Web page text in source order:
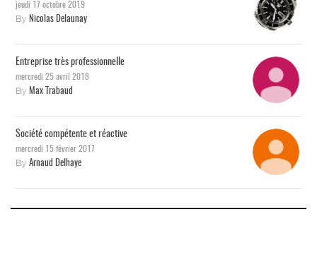
jeudi 17 octobre 2019
By Nicolas Delaunay
Entreprise très professionnelle
mercredi 25 avril 2018
By Max Trabaud
Société compétente et réactive
mercredi 15 février 2017
By Arnaud Delhaye